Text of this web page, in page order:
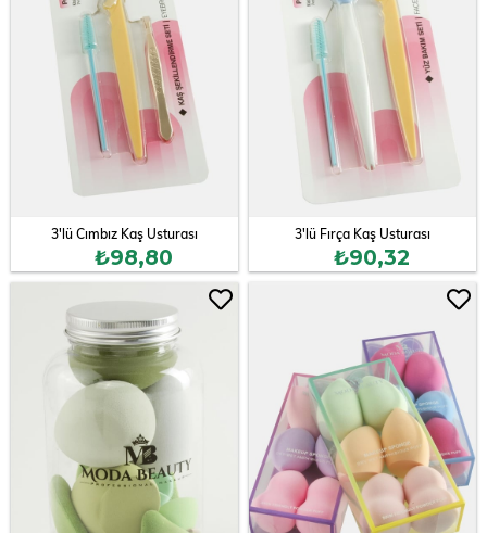
3'lü Cımbız Kaş Usturası
₺98,80
3'lü Fırça Kaş Usturası
₺90,32